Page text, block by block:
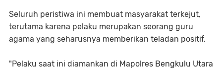
Seluruh peristiwa ini membuat masyarakat terkejut,
terutama karena pelaku merupakan seorang guru
agama yang seharusnya memberikan teladan positif.
"Pelaku saat ini diamankan di Mapolres Bengkulu Utara